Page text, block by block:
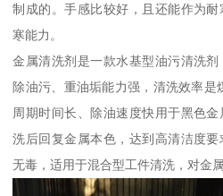
制成的。手感比较好，且还能作为
寒能力。
金属清洗剂是一款水基型油污清洗
除油污、重油垢能力强，清洗效率是
周期时间长、除油速度快用于黑色
洗后回复金属本色，达到高清洁度
无毒，适用于混合型工件清洗，对金属